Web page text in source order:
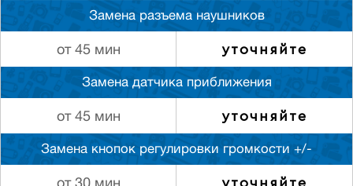
Замена разъема наушников
от 45 мин уточняйте
Замена датчика приближения
от 45 мин уточняйте
Замена кнопок регулировки громкости +/-
уточняйте